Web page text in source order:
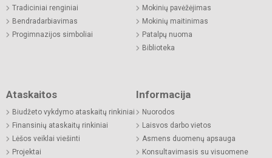
Tradiciniai renginiai
Bendradarbiavimas
Progimnazijos simboliai
Mokinių pavėžėjimas
Mokinių maitinimas
Patalpų nuoma
Biblioteka
Ataskaitos
Biudžeto vykdymo ataskaitų rinkiniai
Finansinių ataskaitų rinkiniai
Lėšos veiklai viešinti
Projektai
Informacija
Nuorodos
Laisvos darbo vietos
Asmens duomenų apsauga
Konsultavimasis su visuomene